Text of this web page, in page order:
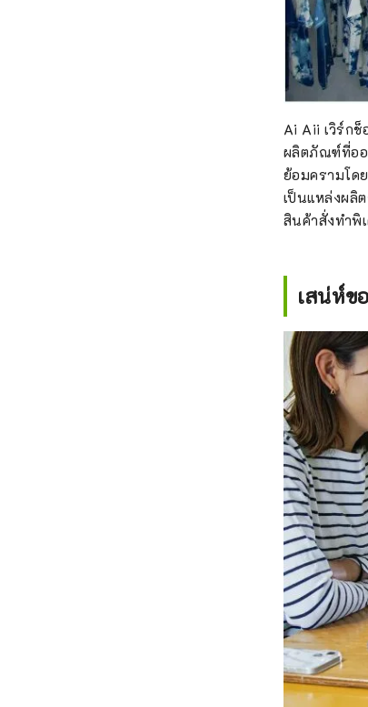
Ai Aii เวิร์ก
ผลิตภัณฑ์ที่ออ
ย้อมครามโด
เป็นแหล่งผลิ
สินค้าสั่งทำพิ
เสน่ห์ข